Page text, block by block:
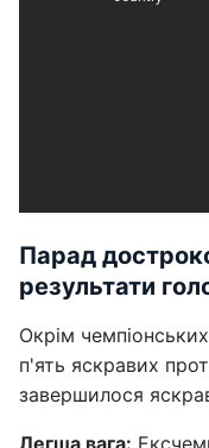
Парад
результати
Окрім
п'ять яскравих
завершилося
Легша вага: